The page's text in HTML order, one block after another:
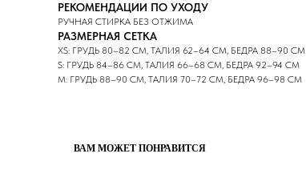
РЕКОМЕНДАЦИИ ПО УХОДУ
РУЧНАЯ СТИРКА БЕЗ ОТЖИМА
РАЗМЕРНАЯ СЕТКА
XS: ГРУДЬ 80–82 СМ, ТАЛИЯ 62–64 СМ, БЕДРА 88–90 СМ
S: ГРУДЬ 84–86 СМ, ТАЛИЯ 66–68 СМ, БЕДРА 92–94 СМ
M: ГРУДЬ 88–90 СМ, ТАЛИЯ 70–72 СМ, БЕДРА 96–98 СМ
ВАМ МОЖЕТ ПОНРАВИТСЯ